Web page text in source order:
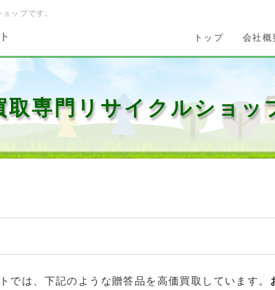
ップです。
トップ 会社概
取専門リサイクルショッ
では、下記のような贈答品 を高価買取しています。